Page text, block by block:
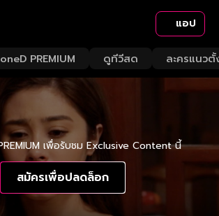
แอป
oneD PREMIUM ดูทีวีสด ละครแนวตั้
เพื่อรับชม Exclusive Content นี้
สมัครเพื่อปลดล็อก